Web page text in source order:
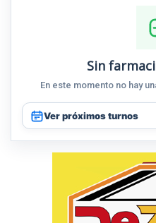
Sin
En este momento no hay
Ver próximos turnos